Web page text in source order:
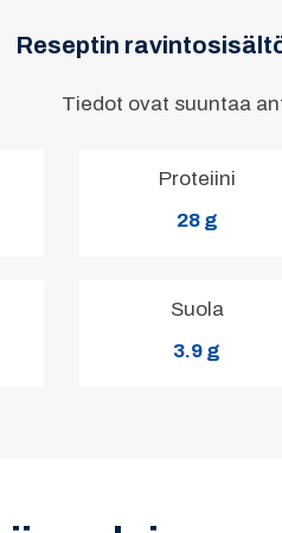
Reseptin
Tiedot ovat suuntaa
Proteiini
28 g
Suola
3.9 g